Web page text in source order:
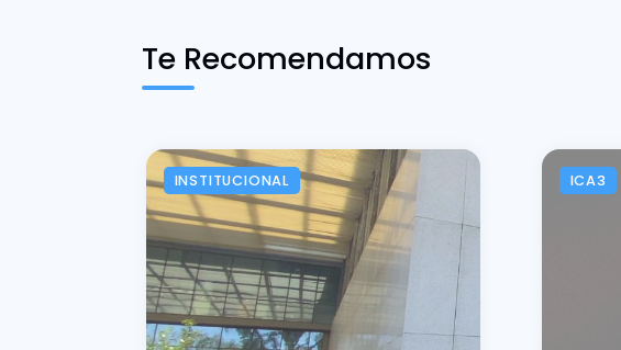
Te Recomendamos
INSTITUCIONAL ICA3